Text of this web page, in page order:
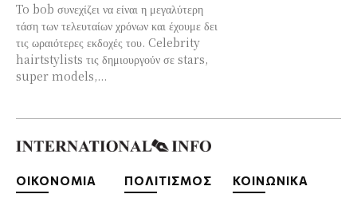
To bob συνεχίζει να είναι η μεγαλύτερη
τάση των τελευταίων χρόνων και έχουμε δει
τις ωραιότερες εκδοχές του. Celebrity
hairtstylists τις δημιουργούν σε stars,
super models,...
ΟΙΚΟΝΟΜΙΑ ΠΟΛΙΤΙΣΜΟΣ ΚΟΙΝΩΝΙΚΑ